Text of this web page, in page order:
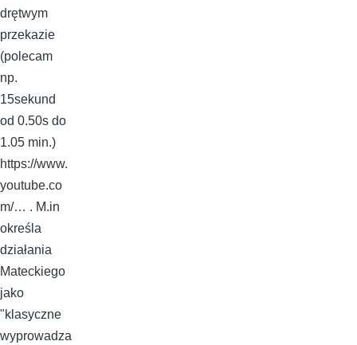
drętwym
przekazie
(polecam
np.
15sekund
od 0.50s do
1.05 min.)
https://www.
youtube.co
m/… . M.in
określa
działania
Mateckiego
jako
"klasyczne
wyprowadza